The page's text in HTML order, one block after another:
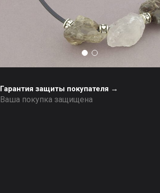
Гарантия защиты покупателя →
Ваша покупка защищена